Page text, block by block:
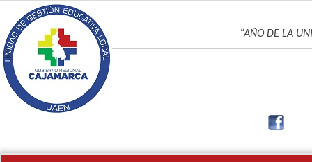
Pasar al contenido principal
“AÑO DE LA